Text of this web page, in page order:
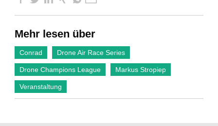
Mehr lesen über
Conrad Drone Air Race Series
Drone Champions League Markus Stropiep
Veranstaltung